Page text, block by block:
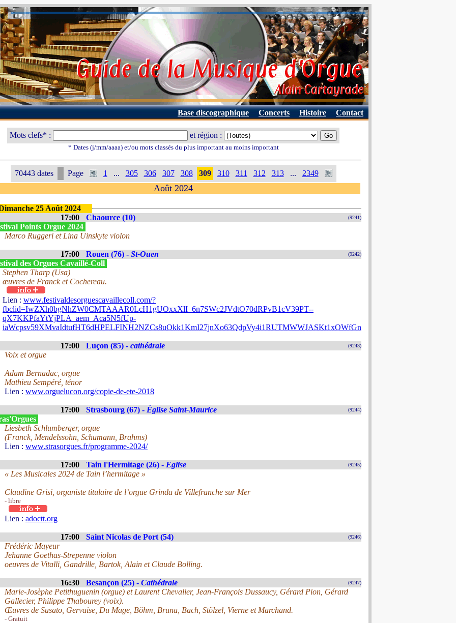
Base discographique Concerts Histoire Contact
Mots clefs* : et région :
* Dates (j/mm/aaaa) et/ou mots classés du plus important au moins important
70443 dates Page 1 ... 305 306 307 308 309 310 311 312 313 ... 2349
Août 2024
25 Août 2024
17:00
Chaource (10) (9241)
Points Orgue 2024
Marco Ruggeri et Lina Uinskyte violon
17:00 Rouen (76) - St-Ouen (9242)
des Orgues Cavaillé-Coll
Stephen Tharp (Usa)
œuvres de Franck et Cochereau.
Lien : www.festivaldesorguescavaillecoll.com/?
fbclid=IwZXh0bgNhZW0CMTAAAR0LcH1gUOxxXlI_6n7SWc2JVdtO70dRPvB1cV39PT--
qX7KKPfaYtYjPLA_aem_Aca5N5fUp-
iaWcpsv59XMvaIdtufHT6dHPELFINH2NZCs8uOkk1KmI27jnXo63QdpVy4i1RUTMWWJASKt1xOWfGn
17:00 Luçon (85) - cathédrale (9243)
Voix et orgue
Adam Bernadac, orgue
Mathieu Sempéré, ténor
Lien : www.orguelucon.org/copie-de-ete-2018
17:00 Strasbourg (67) - Église Saint-Maurice (9244)
Liesbeth Schlumberger, orgue
(Franck, Mendelssohn, Schumann, Brahms)
Lien : www.strasorgues.fr/programme-2024/
17:00 Tain l'Hermitage (26) - Eglise (9245)
« Les Musicales 2024 de Tain l’hermitage »
Claudine Grisi, organiste titulaire de l’orgue Grinda de Villefranche sur Mer
- libre
Lien : adoctt.org
17:00 Saint Nicolas de Port (54) (9246)
Frédéric Mayeur
Jehanne Goethas-Strepenne violon
oeuvres de Vitalli, Gandrille, Bartok, Alain et Claude Bolling.
16:30 Besançon (25) - Cathédrale (9247)
Marie-Josèphe Petithuguenin (orgue) et Laurent Chevalier, Jean-François Dussaucy, Gérard Pion, Gérard
Gallecier, Philippe Thabourey (voix).
Œuvres de Susato, Gervaise, Du Mage, Böhm, Bruna, Bach, Stölzel, Vierne et Marchand.
- Gratuit